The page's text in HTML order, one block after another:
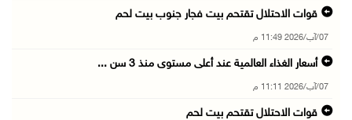
قوات الاحتلال تقتحم بيت فجار جنوب بيت لحم
07/آب/2026 11:49 م
أسعار الغذاء العالمية عند أعلى مستوى منذ 3 سن ...
07/آب/2026 11:11 م
قوات الاحتلال تقتحم بيت لحم